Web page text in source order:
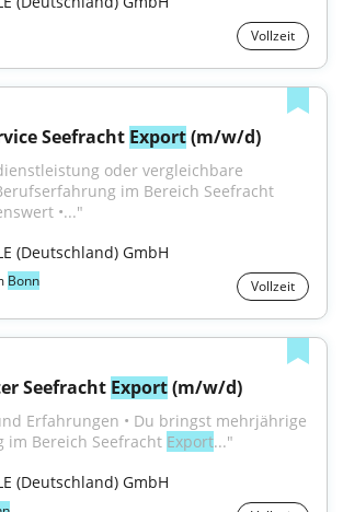
Vollzeit
Seefracht Export (m/w/d)
oder vergleichbare
•..."
(Deutschland) GmbH
Bonn Vollzeit
Seefracht Export (m/w/d)
Erfahrungen • Du bringst mehrjährige
im Bereich Seefracht Export..."
(Deutschland) GmbH